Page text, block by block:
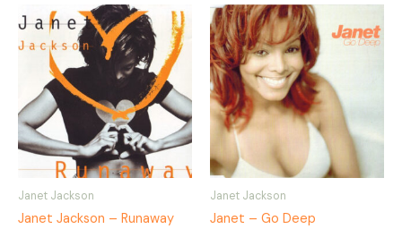
Janet Jackson
Janet Jackson – Runaway
Janet Jackson
Janet – Go Deep